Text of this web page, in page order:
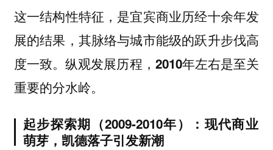
这一结构性特征，是宜宾商业历经十余年发
展的结果，其脉络与城市能级的跃升步伐高
度一致。纵观发展历程， 2010年左右是至关
重要的分水岭。
起步探索期（2009-2010年）：现代商业
萌芽，凯德落子引发新潮